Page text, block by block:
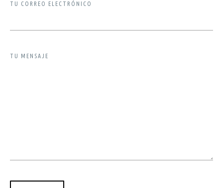
TU CORREO ELECTRÓNICO
TU MENSAJE